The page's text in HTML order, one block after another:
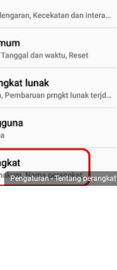
Pengaturan - Tentang perangkat